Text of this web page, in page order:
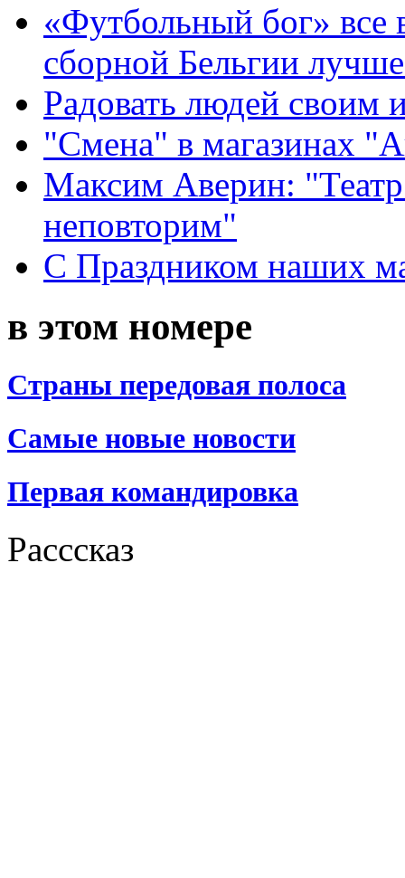
«Футбольный бог» все
сборной Бельгии
Радовать людей своим
"Смена" в магазинах
Максим Аверин:
неповторим"
С Праздником наших
в этом номере
Страны передовая полоса
Самые новые новости
Первая командировка
Расссказ